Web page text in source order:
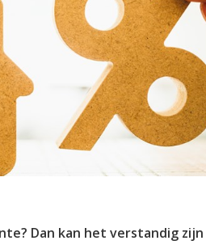
Dan kan het verstandig